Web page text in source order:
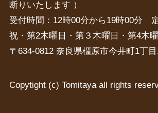
断りいたします ）
受付時間：12時00分から19時00分
祝・第2木曜日・第３木曜日・第4木
〒634-0812 奈良県橿原市今井町1丁
Copytight (c) Tomitaya all rights